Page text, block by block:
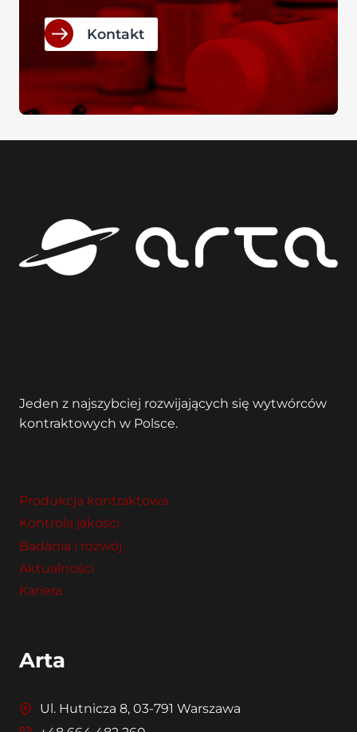
Kontakt
Jeden z najszybciej rozwijających się wytwórców
kontraktowych w Polsce.
Produkcja kontraktowa
Kontrola jakości
Badania i rozwój
Aktualności
Kariera
Arta
Ul. Hutnicza 8, 03-791 Warszawa